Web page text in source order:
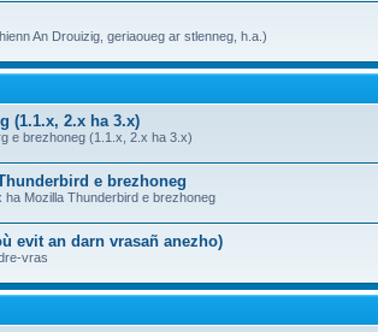
An Drouizig, geriaoueg ar stlenneg, h.a.)
(1.1.x, 2.x ha 3.x)
e brezhoneg (1.1.x, 2.x ha 3.x)
e brezhoneg
Mozilla Thunderbird e brezhoneg
evit an darn vrasañ anezho)
vras